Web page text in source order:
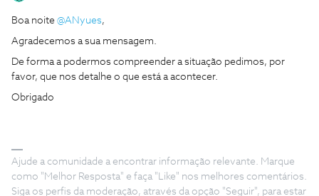
Boa noite @ANyues,
Agradecemos a sua mensagem.
De forma a podermos compreender a situação pedimos, por
favor, que nos detalhe o que está a acontecer.
Obrigado
Ajude a comunidade a encontrar informação relevante. Marque
como "Melhor Resposta" e faça "Like" nos melhores comentários.
Siga os perfis da moderação, através da opção "Seguir", para estar